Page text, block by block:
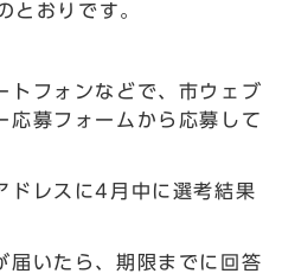
とおりです。
トフォンなどで、市ウェブ
応募フォームから応募して
ドレスに4月中に選考結果
届いたら、期限までに回答